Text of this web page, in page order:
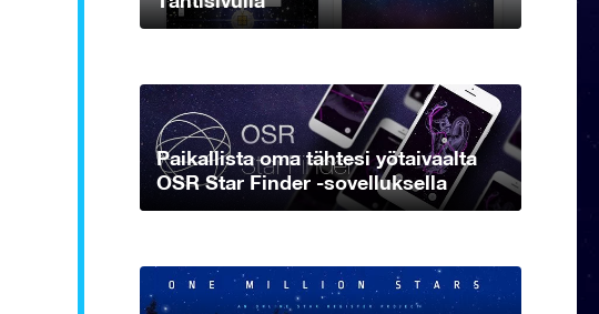
Paikallista oma tähtesi yötaivaalta
OSR Star Finder -sovelluksella